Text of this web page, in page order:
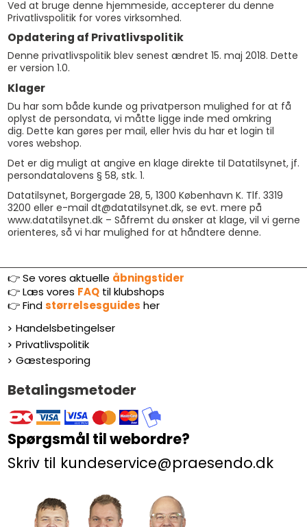
Ved at bruge denne hjemmeside, accepterer du denne
Privatlivspolitik for vores virksomhed.
Opdatering af Privatlivspolitik
Denne privatlivspolitik blev senest ændret 15. maj 2018. Dette
er version 1.0.
Klager
Du har som både kunde og privatperson mulighed for at få
oplyst de persondata, vi måtte ligge inde med omkring
dig. Dette kan gøres per mail, eller hvis du har et login til
vores webshop.
Det er dig muligt at angive en klage direkte til Datatilsynet, jf.
persondatalovens § 58, stk. 1.
Datatilsynet, Borgergade 28, 5, 1300 København K. Tlf. 3319
3200 eller e-mail dt@datatilsynet.dk, se evt. mere på
www.datatilsynet.dk – Såfremt du ønsker at klage, vil vi gerne
orienteres, så vi har mulighed for at håndtere denne.
👉 Se vores aktuelle åbningstider
👉Læs vores FAQtil klubshops
👉Findstørrelsesguides her
Handelsbetingelser
Privatlivspolitik
Gæstesporing
Betalingsmetoder
Spørgsmål til webordre?
Skriv til kundeservice@praesendo.dk